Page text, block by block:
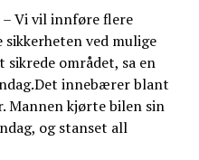
– Vi vil innføre flere
ved mulige
området, sa en
innebærer blant
Mannen kjørte bilen sin
og stanset all